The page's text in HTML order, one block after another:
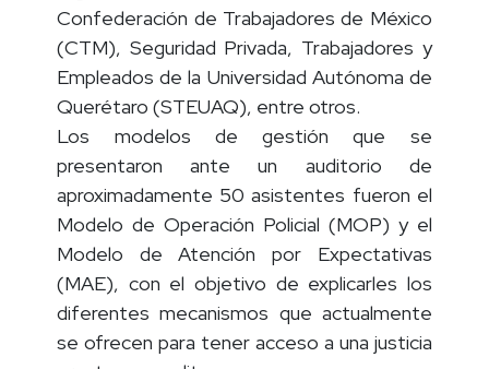
organizaciones sindicales como la
Confederación de Trabajadores de México
(CTM), Seguridad Privada, Trabajadores y
Empleados de la Universidad Autónoma de
Querétaro (STEUAQ), entre otros.
Los modelos de gestión que se
presentaron ante un auditorio de
aproximadamente 50 asistentes fueron el
Modelo de Operación Policial (MOP) y el
Modelo de Atención por Expectativas
(MAE), con el objetivo de explicarles los
diferentes mecanismos que actualmente